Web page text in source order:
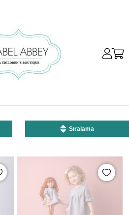
Sıralama